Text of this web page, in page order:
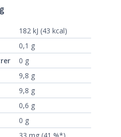
182 kJ (43 kcal)
0,1 g
0 g
9,8 g
9,8 g
0,6 g
0 g